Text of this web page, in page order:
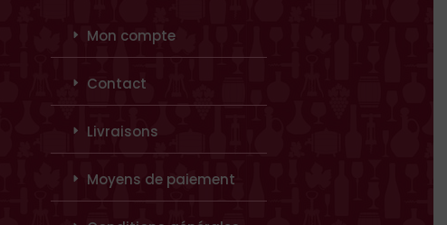
Mon compte
Contact
Livraisons
Moyens de paiement